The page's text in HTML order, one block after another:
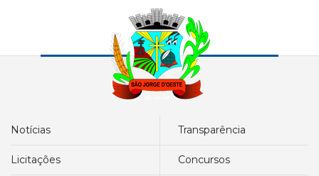
notícias transparência
licitações concursos